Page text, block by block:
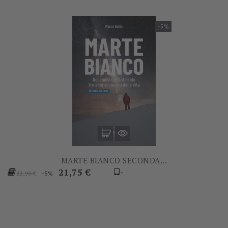
-5%
MARTE BIANCO SECONDA...
Prezzo
22,90 € -5% Prezzo
21,75 € -